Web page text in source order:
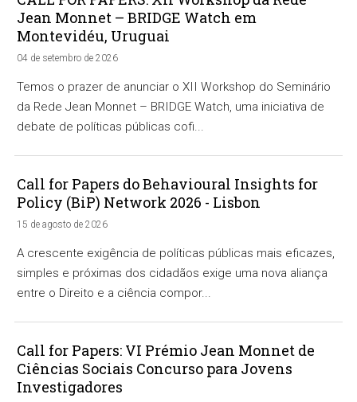
Jean Monnet – BRIDGE Watch em
Montevidéu, Uruguai
04 de setembro de 2026
Temos o prazer de anunciar o XII Workshop do Seminário
da Rede Jean Monnet – BRIDGE Watch, uma iniciativa de
debate de políticas públicas cofi...
Call for Papers do Behavioural Insights for
Policy (BiP) Network 2026 - Lisbon
15 de agosto de 2026
A crescente exigência de políticas públicas mais eficazes,
simples e próximas dos cidadãos exige uma nova aliança
entre o Direito e a ciência compor...
Call for Papers: VI Prémio Jean Monnet de
Ciências Sociais Concurso para Jovens
Investigadores